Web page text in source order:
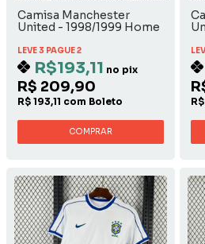
Camisa Manchester
United - 1998/1999 Home
LEVE 3 PAGUE 2
R$193,11 no pix
R$ 209,90
R$ 193,11 com Boleto
COMPRAR